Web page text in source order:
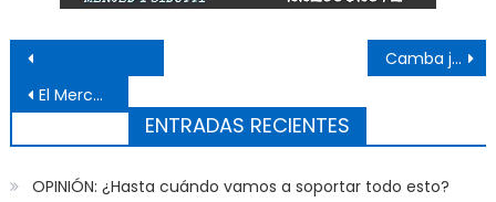
Navegación de entradas
El Mercado Municipal celebra su segundo aniversario
Camba juega este sábado contra Yupanqui
ENTRADAS RECIENTES
OPINIÓN: ¿Hasta cuándo vamos a soportar todo esto?